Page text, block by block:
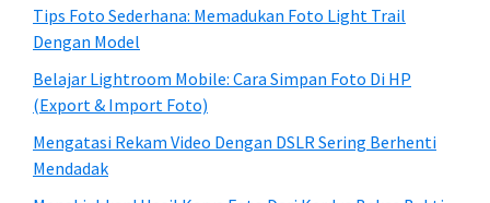
Tips Foto Sederhana: Memadukan Foto Light Trail
Dengan Model
Belajar Lightroom Mobile: Cara Simpan Foto Di HP
(Export & Import Foto)
Mengatasi Rekam Video Dengan DSLR Sering Berhenti
Mendadak